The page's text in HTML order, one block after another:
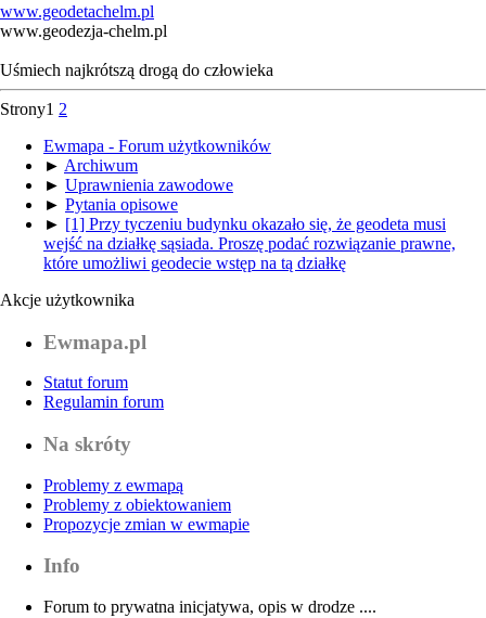
www.geodetachelm.pl
www.geodezja-chelm.pl
Uśmiech najkrótszą drogą do człowieka
Strony1 2
Ewmapa - Forum użytkowników
► Archiwum
► Uprawnienia zawodowe
► Pytania opisowe
► [1] Przy tyczeniu budynku okazało się, że geodeta musi
wejść na działkę sąsiada. Proszę podać rozwiązanie prawne,
które umożliwi geodecie wstęp na tą działkę
Akcje użytkownika
Ewmapa.pl
Statut forum
Regulamin forum
Na skróty
Problemy z ewmapą
Problemy z obiektowaniem
Propozycje zmian w ewmapie
Info
Forum to prywatna inicjatywa, opis w drodze ....